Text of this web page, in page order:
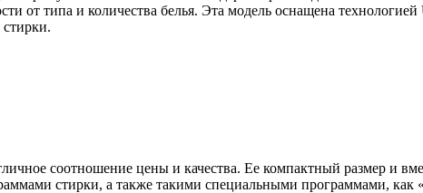
от типа и количества белья. Эта модель оснащена технологией
стирки.
соотношение цены и качества. Ее компактный размер и
стирки, а также такими специальными программами, как